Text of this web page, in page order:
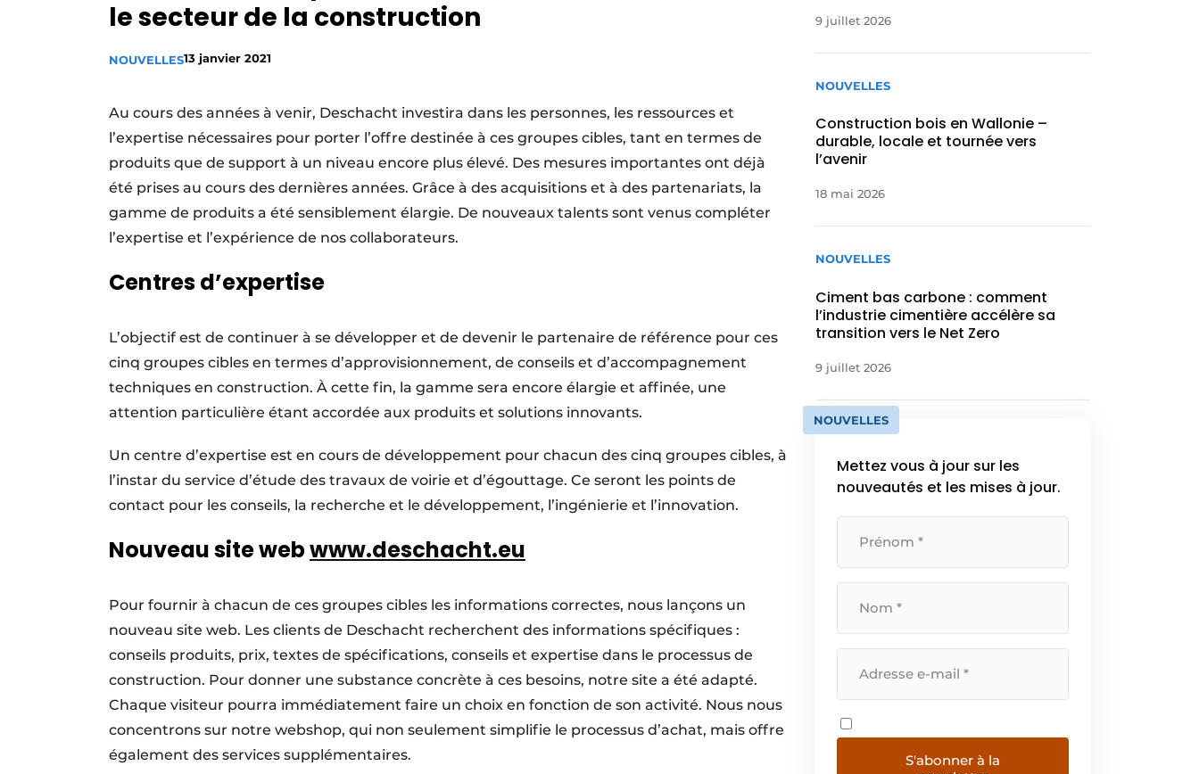
Termes et conditions
Video’s
le secteur de la construction
NOUVELLES13 janvier 2021
Au cours des années à venir, Deschacht investira dans les personnes, les ressources et
l’expertise nécessaires pour porter l’offre destinée à ces groupes cibles, tant en termes de
produits que de support à un niveau encore plus élevé. Des mesures importantes ont déjà
été prises au cours des dernières années. Grâce à des acquisitions et à des partenariats, la
gamme de produits a été sensiblement élargie. De nouveaux talents sont venus compléter
l’expertise et l’expérience de nos collaborateurs.
Centres d’expertise
L’objectif est de continuer à se développer et de devenir le partenaire de référence pour ces
cinq groupes cibles en termes d’approvisionnement, de conseils et d’accompagnement
techniques en construction. À cette fin, la gamme sera encore élargie et affinée, une
attention particulière étant accordée aux produits et solutions innovants.
Un centre d’expertise est en cours de développement pour chacun des cinq groupes cibles, à
l’instar du service d’étude des travaux de voirie et d’égouttage. Ce seront les points de
contact pour les conseils, la recherche et le développement, l’ingénierie et l’innovation.
Nouveau site webwww.deschacht.eu
Pour fournir à chacun de ces groupes cibles les informations correctes, nous lançons un
nouveau site web. Les clients de Deschacht recherchent des informations spécifiques :
conseils produits, prix, textes de spécifications, conseils et expertise dans le processus de
construction. Pour donner une substance concrète à ces besoins, notre site a été adapté.
Chaque visiteur pourra immédiatement faire un choix en fonction de son activité. Nous nous
concentrons sur notre webshop, qui non seulement simplifie le processus d’achat, mais offre
également des services supplémentaires.
9 juillet 2026
NOUVELLES
Construction bois en Wallonie –
durable, locale et tournée vers
l’avenir
18 mai 2026
NOUVELLES
Ciment bas carbone : comment
l’industrie cimentière accélère sa
transition vers le Net Zero
9 juillet 2026
NOUVELLES
Mettez vous à jour sur les
nouveautés et les mises à jour.
S'abonner à la